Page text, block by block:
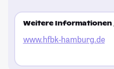
Weitere Informationen
www.hfbk-hamburg.de